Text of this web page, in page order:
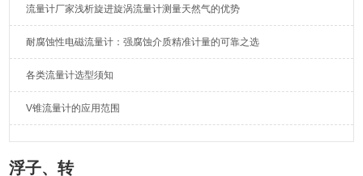
流量计厂家浅析旋进旋涡流量计测量天然气的优势
耐腐蚀性电磁流量计：强腐蚀介质精准计量的可靠之选
各类流量计选型须知
V锥流量计的应用范围
浮子、转